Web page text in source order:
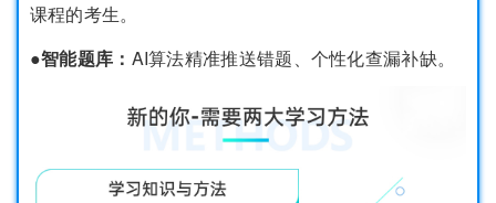
课程的考生。
●智能题库： AI算法精准推送错题、个性化查漏补缺。